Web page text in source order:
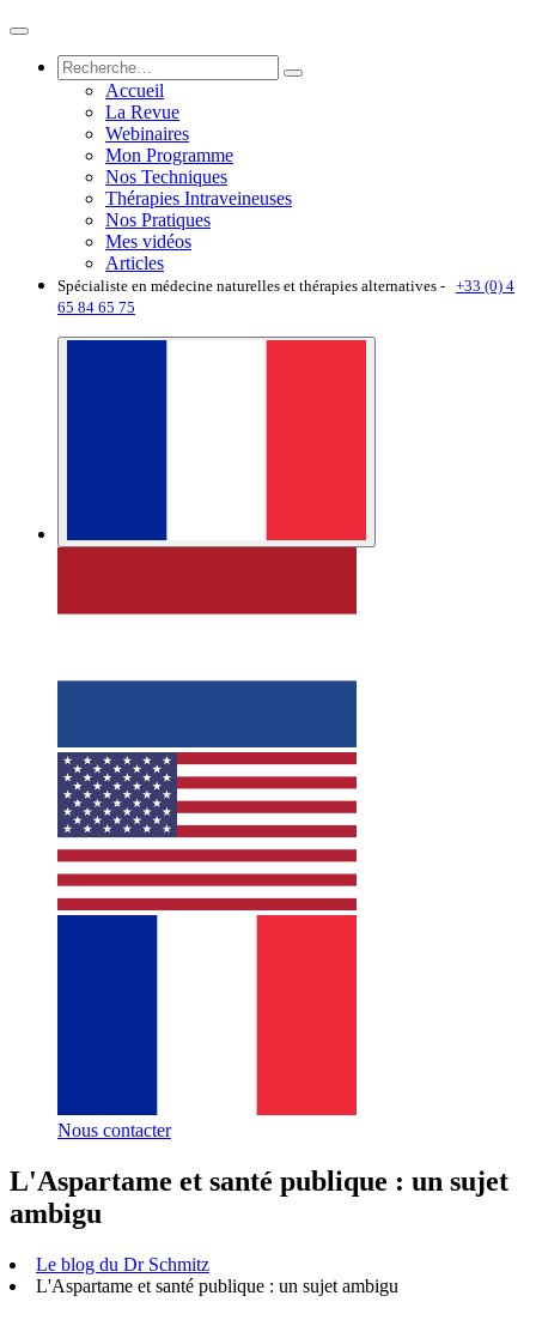
Accueil
La Revue
Webinaires
Mon Programme
Nos Techniques
Thérapies Intraveineuses
Nos Pratiques
Mes vidéos
Articles
Spécialiste en médecine naturelles et thérapies alternatives - +33 (0) 4
65 84 65 75
Nous contacter
L'Aspartame et santé publique : un sujet
ambigu
Le blog du Dr Schmitz
L'Aspartame et santé publique : un sujet ambigu